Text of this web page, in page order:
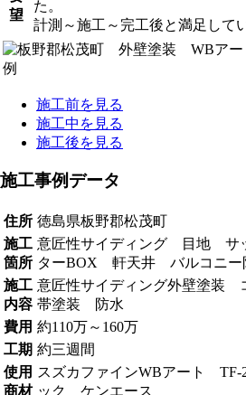
望
た。
計測～施工～完工後と満足して
施工前を見る
施工中を見る
施工後を見る
施工事例データ
住所 徳島県板野郡松茂町
施工
箇所
意匠性サイディング 目地
ターBOX 軒天井 バルコニ
施工
内容
意匠性サイディング外壁塗装
帯塗装 防水
費用 約110万～160万
工期 約三週間
使用
商材
スズカファインWBアート TF-
ック ケンエース